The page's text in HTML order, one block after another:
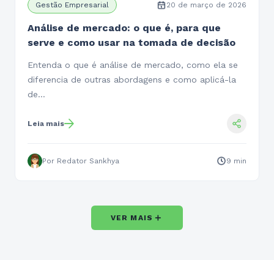
Gestão Empresarial 20 de março de 2026
Análise de mercado: o que é, para que
serve e como usar na tomada de decisão
Entenda o que é análise de mercado, como ela se
diferencia de outras abordagens e como aplicá-la
de…
Leia mais
Por Redator Sankhya 9 min
VER MAIS ＋